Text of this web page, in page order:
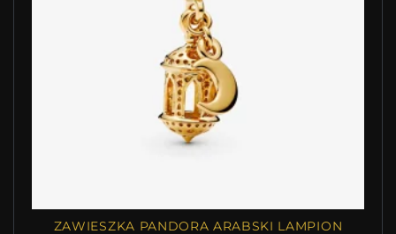
ZAWIESZKA PANDORA ARABSKI LAMPION